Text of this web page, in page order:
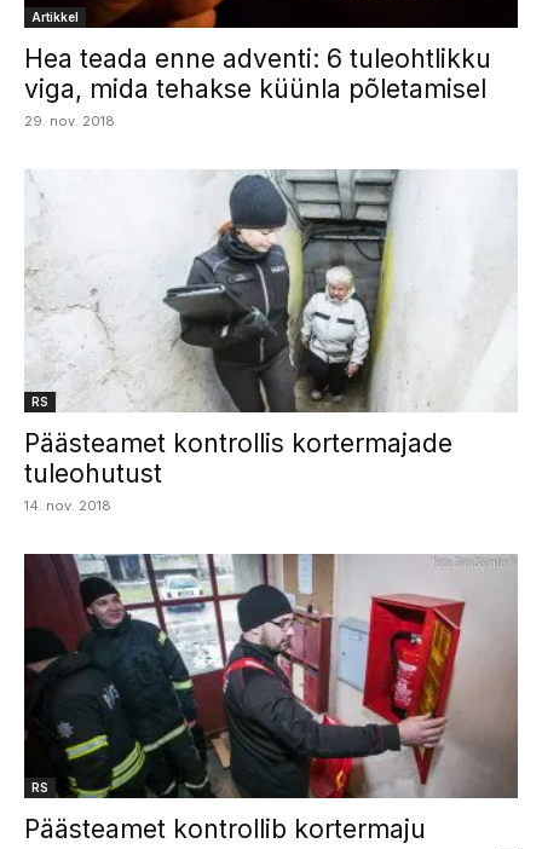
Artikkel
Hea teada enne adventi: 6 tuleohtlikku
viga, mida tehakse küünla põletamisel
29. nov. 2018
RS
Päästeamet kontrollis kortermajade
tuleohutust
14. nov. 2018
RS
Päästeamet kontrollib kortermaju